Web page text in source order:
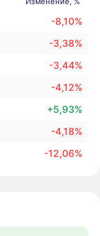
-8,10%
-3,38%
-3,44%
-4,12%
+5,93%
-4,18%
-12,06%